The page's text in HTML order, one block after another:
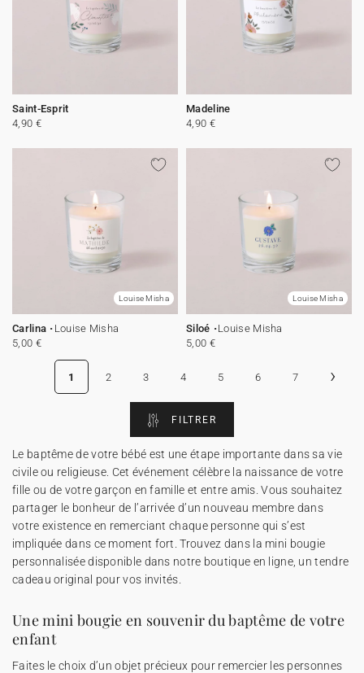
Saint-Esprit
4,90 €
Madeline
4,90 €
Louise Misha
Carlina
Louise Misha
5,00 €
Louise Misha
Siloé
Louise Misha
5,00 €
1 2 3 4 5 6 7 ›
FILTRER
Le baptême de votre bébé est une étape importante dans sa vie
civile ou religieuse. Cet événement célèbre la naissance de votre
fille ou de votre garçon en famille et entre amis. Vous souhaitez
partager le bonheur de l’arrivée d’un nouveau membre dans
votre existence en remerciant chaque personne qui s’est
impliquée dans ce moment fort. Trouvez dans la mini bougie
personnalisée disponible dans notre boutique en ligne, un tendre
cadeau original pour vos invités.
Une mini bougie en souvenir du baptême de votre
enfant
Faites le choix d’un objet précieux pour remercier les personnes